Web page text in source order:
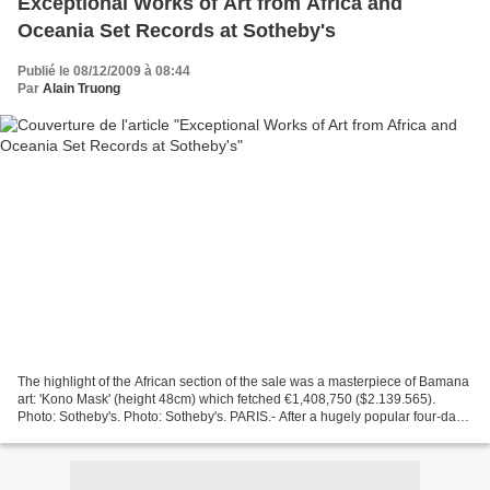
Oceania Set Records at Sotheby's
Publié le 08/12/2009 à 08:44
Par Alain Truong
The highlight of the African section of the sale was a masterpiece of Bamana
art: 'Kono Mask' (height 48cm) which fetched €1,408,750 ($2.139.565).
Photo: Sotheby's. Photo: Sotheby's. PARIS.- After a hugely popular four-day